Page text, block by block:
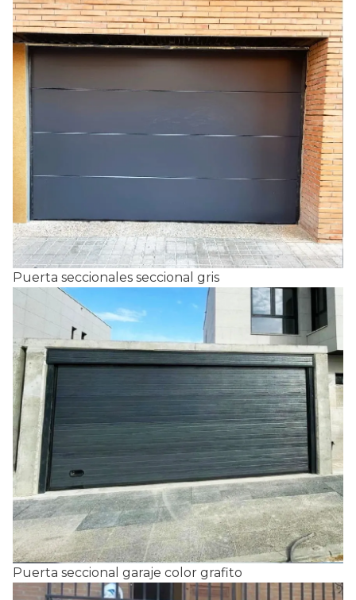
Puerta seccionales seccional gris
Puerta seccional garaje color grafito